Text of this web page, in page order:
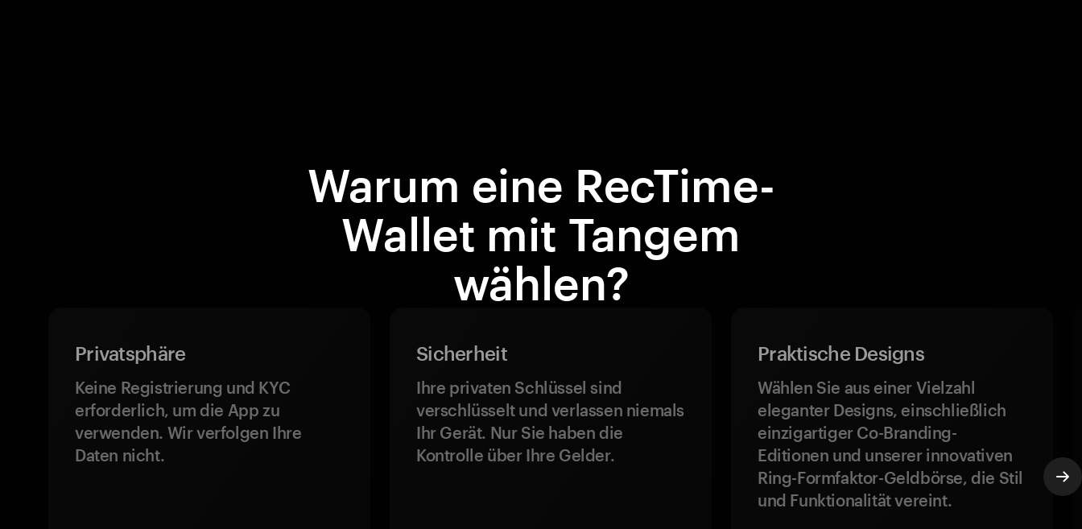
Warum eine RecTime-
Wallet mit Tangem
wählen?
Privatsphäre
Keine Registrierung und KYC
erforderlich, um die App zu
verwenden. Wir verfolgen Ihre
Daten nicht.
Sicherheit
Ihre privaten Schlüssel sind
verschlüsselt und verlassen niemals
Ihr Gerät. Nur Sie haben die
Kontrolle über Ihre Gelder.
Praktische Designs
Wählen Sie aus einer Vielzahl
eleganter Designs, einschließlich
einzigartiger Co-Branding-
Editionen und unserer innovativen
Ring-Formfaktor-Geldbörse, die Stil
und Funktionalität vereint.